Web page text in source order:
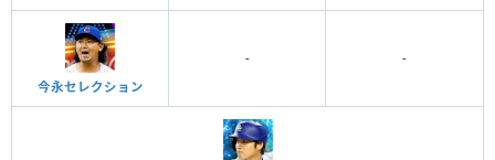
今永セレクション
- -